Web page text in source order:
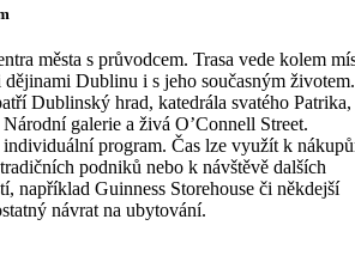
města s průvodcem. Trasa vede kolem
dějinami Dublinu i s jeho současným životem.
Dublinský hrad, katedrála svatého Patrika,
galerie a živá O’Connell Street.
program. Čas lze využít k
podniků nebo k návštěvě dalších
například Guinness Storehouse či někdejší
návrat na ubytování.